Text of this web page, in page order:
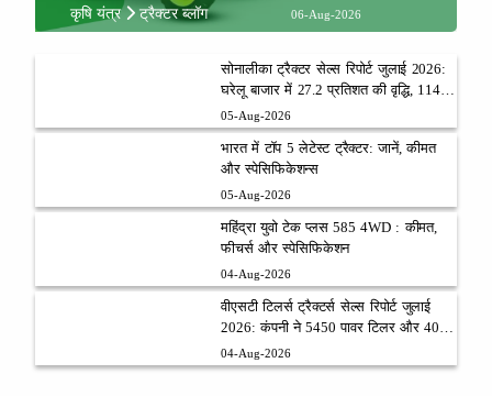
कृषि यंत्र
ट्रैक्टर ब्लॉग 06-Aug-2026
सोनालीका ट्रैक्टर सेल्स रिपोर्ट जुलाई 2026:
घरेलू बाजार में 27.2 प्रतिशत की वृद्धि, 11442
ट्रैक्टर बेचे
05-Aug-2026
भारत में टॉप 5 लेटेस्ट ट्रैक्टर: जानें, कीमत
और स्पेसिफिकेशन्स
05-Aug-2026
महिंद्रा युवो टेक प्लस 585 4WD : कीमत,
फीचर्स और स्पेसिफिकेशन
04-Aug-2026
वीएसटी टिलर्स ट्रैक्टर्स सेल्स रिपोर्ट जुलाई
2026: कंपनी ने 5450 पावर टिलर और 403
ट्रैक्टर बेचे
04-Aug-2026